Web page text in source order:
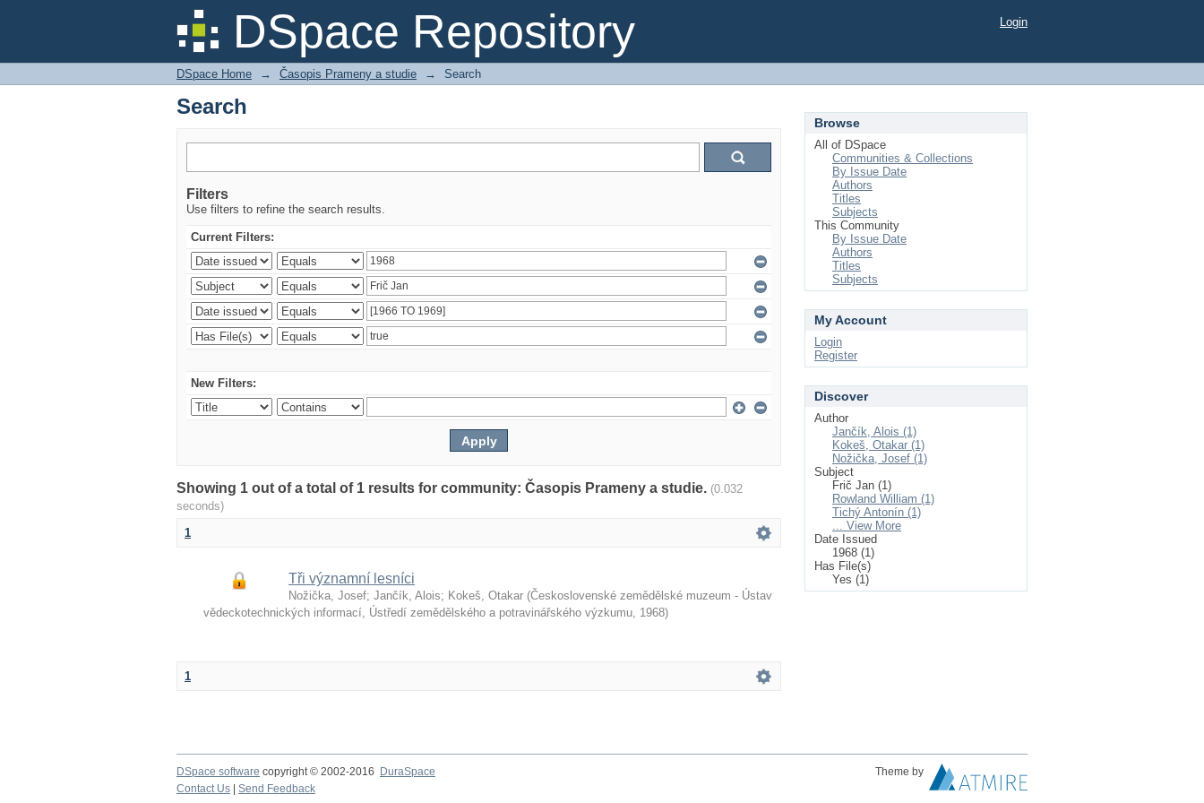
DSpace Repository
Search Login
DSpace Home → Časopis Prameny a studie → Search
Search
Filters
Use filters to refine the search results.
Current Filters:
New Filters:
Showing 1 out of a total of 1 results for community: Časopis Prameny a studie. (0.032
seconds)
1
Tři významní lesníci
Nožička, Josef; Jančík, Alois; Kokeš, Otakar (Československé zemědělské muzeum - Ústav
vědeckotechnických informací, Ústředí zemědělského a potravinářského výzkumu, 1968)
1
Browse
All of DSpace
Communities & Collections
By Issue Date
Authors
Titles
Subjects
This Community
By Issue Date
Authors
Titles
Subjects
My Account
Login
Register
Discover
Author
Jančík, Alois (1)
Kokeš, Otakar (1)
Nožička, Josef (1)
Subject
Frič Jan (1)
Rowland William (1)
Tichý Antonín (1)
... View More
Date Issued
1968 (1)
Has File(s)
Yes (1)
DSpace software copyright © 2002-2016 DuraSpace
Theme by
Contact Us
Send Feedback